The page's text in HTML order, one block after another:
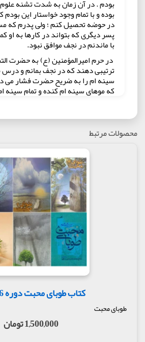
بودم . در آن زمان به شدت تشنه
بوده و با تمام وجود خواستار این
در حوضه تحصیل کنم ؛ ولی پدرم که
پسر دیگری که بتواند در کارها به
با ماندنم در نجف موافق نبود.
در حرم امیرالمؤمنین (ع) به حضرت
ترتیبی دهند که در نجف بمانم و درس
سینه ام را به ضریح حضرت فشار می
که موهای سینه ام کنده و تمام سینه
حالم به گونه ای بود که احتمال نمی
شوم و یا اگر مجبور به بازگشت شوم
دهم ،می میرم . با علماء نجف هم که
گذاشتم تا مجوزی برای ماندم در نجف از
من گفتند که وظیفه تو این است که
تامین کنی و برای کمک به ائ به ایران
در نتیجه نه التماس هایم به حضرت
برد و نه متوسل شدنم به علماء مرا به
. تا اینکه با همان حال ملتهب همراه
شدیم . در حرم حضرت اباعبدالله (ع)
حضرت همه چیز حل شد و هرچه را می
عنایت کردند ، به طوری که هنگام
پدرم بدون هرگونه ناراحتی به راه
بازگشتم .
گزیده ای از این کتاب :
خالق هر شیء زیبایی خداست . آدم
پیدا می کند ، آن وقت خالق زیبا را
بلکه هنوز نرسیده و آشنا نشده است .
زیبا زیباست یا خالق زیبا زیباست ؟ آیا
محصولات مرتبط
کتاب طوبای محبت دوره 6 جلدی
طوبای محبت
1,500,000 تومان